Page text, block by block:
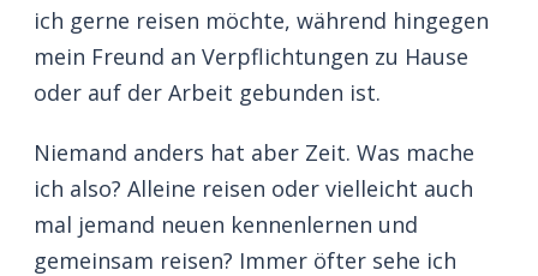
ich gerne reisen möchte, während hingegen
mein Freund an Verpflichtungen zu Hause
oder auf der Arbeit gebunden ist.
Niemand anders hat aber Zeit. Was mache
ich also? Alleine reisen oder vielleicht auch
mal jemand neuen kennenlernen und
gemeinsam reisen? Immer öfter sehe ich